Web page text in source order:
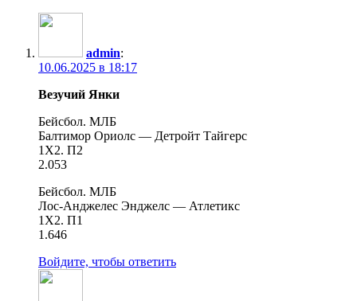
admin:
10.06.2025 в 18:17
Везучий Янки
Бейсбол. МЛБ
Балтимор Ориолс — Детройт Тайгерс
1Х2. П2
2.053
Бейсбол. МЛБ
Лос-Анджелес Энджелс — Атлетикс
1Х2. П1
1.646
Войдите, чтобы ответить